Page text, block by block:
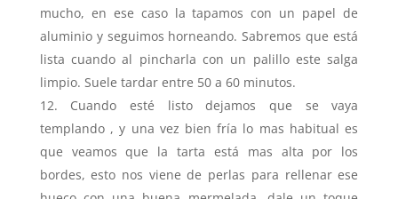
mucho, en ese caso la tapamos con un papel de
aluminio y seguimos horneando. Sabremos que está
lista cuando al pincharla con un palillo este salga
limpio. Suele tardar entre 50 a 60 minutos.
Cuando esté listo dejamos que se vaya
templando , y una vez bien fría lo mas habitual es
que veamos que la tarta está mas alta por los
bordes, esto nos viene de perlas para rellenar ese